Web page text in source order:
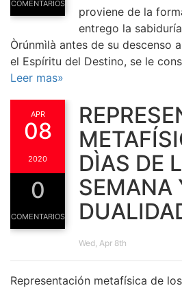
COMENTARIOS
proviene de la
entrego la
Òrúnmìlà antes de su descenso
el Espíritu del Destino, se le
Leer mas»
APR
08
2020
0
COMENTARIOS
DÌAS DE
SEMANA
Wed, Apr 8th
Representación metafísica de